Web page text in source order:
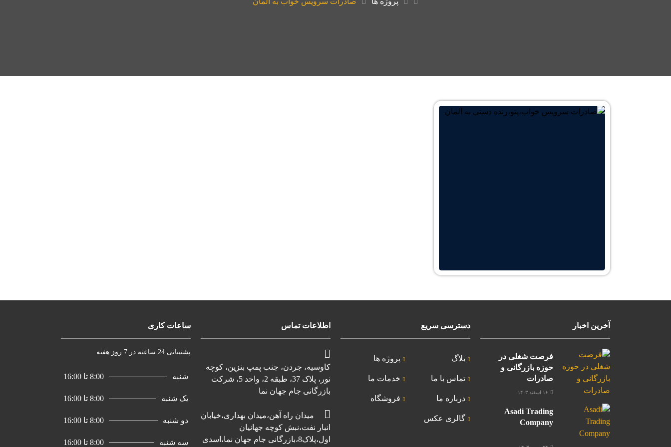
آخرین اخبار
فرصت شغلی در
حوزه بازرگانی و
صادرات
۱۶ اسفند ۱۴۰۳
Asadi Trading
Company
دسترسی سریع
بلاگ پروژه ها
تماس با ما خدمات ما
درباره ما فروشگاه
گالری عکس
اطلاعات تماس
کاوسیه، جردن، جنب پمپ بنزین، کوچه
نور، پلاک 37، طبقه 2، واحد 5، شرکت
بازرگانی جام جهان نما
میدان راه آهن،میدان بهداری،خیابان
انبار نفت،نبش کوچه جهانیان
اول،پلاک8،بازرگانی جام جهان نما،اسدی
ساعات کاری
پشتیبانی 24 ساعته در 7 روز هفته
شنبه 8:00 تا 16:00
یک شنبه 8:00 تا 16:00
دو شنبه 8:00 تا 16:00
سه شنبه 8:00 تا 16:00